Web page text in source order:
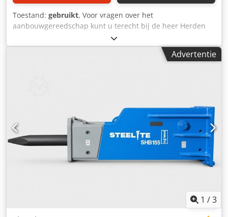
Toestand: gebruikt, Voor vragen over het
aanbouwgereedschap kunt u terecht bij de heer Herden
(telefoonnummer: …). JAB hydraulische hamer / hamer /
MS03 / op voorraad en direct leverbaar Prijs: € 3.490,00
(exclusief BTW) / € 4.153,10 (inclusief BTW) - Gewicht (kg):
leverbaar. Dwedpfjznrr Esx Abyoa In ons magazijn hebben
we een zeer groot assortiment aan verschillende
aanbouwgereedschappen, die direct leverbaar zijn! De
heer Herden (telefoonnummer: …) staat u graag te woord.
Op verzoek doen we u graag een financieringsvoorstel. Wij
zijn de officiële Magni telescoopwiellader-dealer en
servicepartner. Wij zijn de officiële Weber MT-dealer en
Advertentie
1 /3